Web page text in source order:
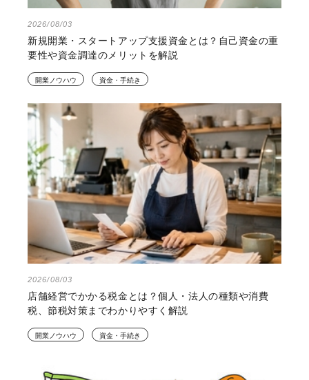
2026/08/03
新規開業・スタートアップ支援資金とは？自己資金の重
要性や資金調達のメリットを解説
開業ノウハウ 資金・手続き
2026/08/03
店舗経営でかかる税金とは？個人・法人の種類や消費
税、節税対策までわかりやすく解説
開業ノウハウ 資金・手続き